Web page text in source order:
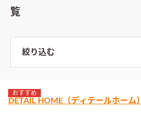
覧
絞り込む
おすすめ
DETAIL HOME（ディテールホーム）